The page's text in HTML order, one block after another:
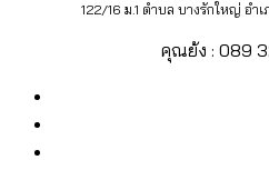
122/16 ม.1 ตำบล บางรักใหญ่ อำ
คุณย้ง : 089